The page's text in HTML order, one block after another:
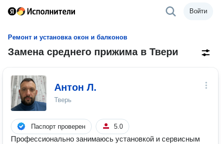
Войти
Ремонт и установка окон и балконов
Замена среднего прижима в Твери
Антон Л.
Тверь
Паспорт проверен 5.0
Профессионально занимаюсь установкой и сервисным